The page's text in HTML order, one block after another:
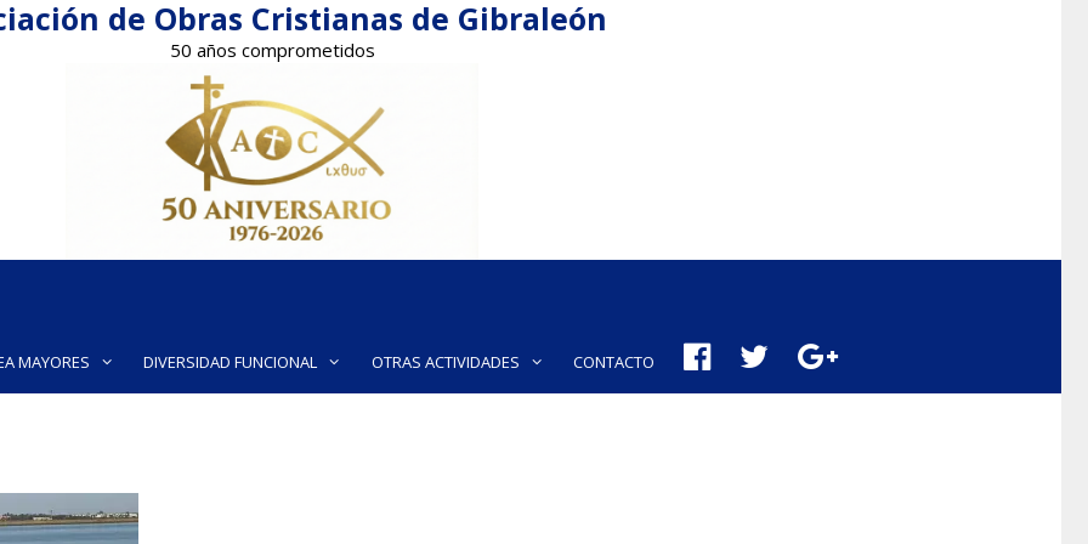
de Obras Cristianas de Gibraleón
50 años comprometidos
MAYORES DIVERSIDAD FUNCIONAL OTRAS ACTIVIDADES CONTACTO